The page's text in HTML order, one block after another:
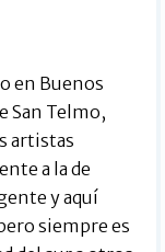
en Buenos
San Telmo,
artistas
a la de
y aquí
siempre es